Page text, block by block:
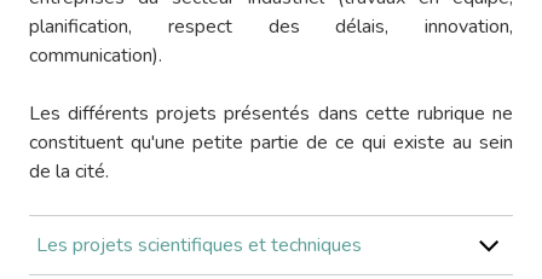
planification, respect des délais, innovation,
communication).
Les différents projets présentés dans cette rubrique ne
constituent qu'une petite partie de ce qui existe au sein
de la cité.
Les projets scientifiques et techniques